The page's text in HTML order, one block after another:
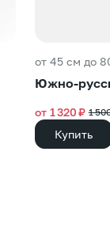
от 45 см до
Южно-
от 1 320 ₽ 1
Купить